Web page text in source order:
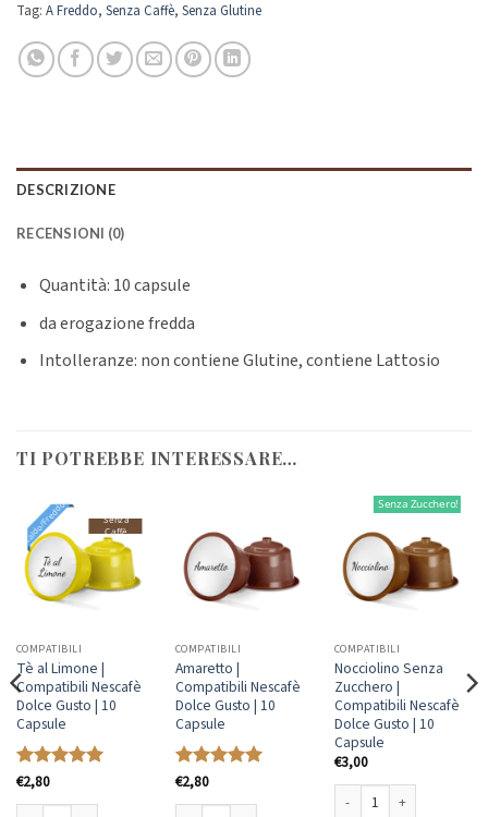
Tag: A Freddo, Senza Caffè, Senza Glutine
DESCRIZIONE
RECENSIONI (0)
Quantità: 10 capsule
da erogazione fredda
Intolleranze: non contiene Glutine, contiene Lattosio
TI POTREBBE INTERESSARE…
Senza
Caffè
Caldo/Freddo
COMPATIBILI
Tè al Limone |
Compatibili Nescafè
Dolce Gusto | 10
Capsule
Valutato
€2,80
COMPATIBILI
Amaretto |
Compatibili Nescafè
Dolce Gusto | 10
Capsule
Valutato
€2,80
Senza Zucchero!
COMPATIBILI
Nocciolino Senza
Zucchero |
Compatibili Nescafè
Dolce Gusto | 10
Capsule
€3,00